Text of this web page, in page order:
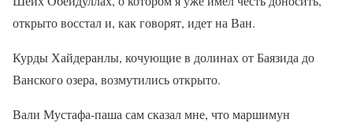
открыто восстал и, как говорят, идет на Ван.
Курды Хайдеранлы, кочующие в долинах от Баязида до
Ванского озера, возмутились открыто.
Вали Мустафа-паша сам сказал мне, что маршимун